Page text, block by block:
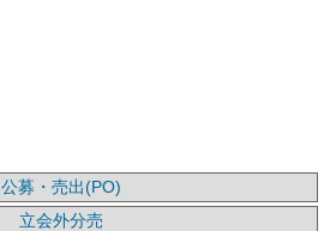
公募・売出(PO)
立会外分売